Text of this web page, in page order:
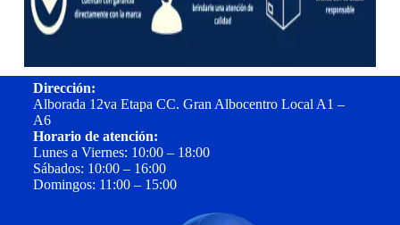
Dirección:
Alborada 12va Etapa CC. Gran Albocentro Local A1 –
A6
Horario de atención:
Lunes a Viernes: 10:00 – 18:00
Sábados: 10:00 – 16:00
Domingos: 11:00 – 15:00